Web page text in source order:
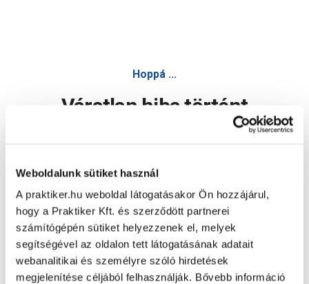
Weboldalunk sütiket használ
A praktiker.hu weboldal látogatásakor Ön hozzájárul,
hogy a Praktiker Kft. és szerződött partnerei
számítógépén sütiket helyezzenek el, melyek
segítségével az oldalon tett látogatásának adatait
webanalitikai és személyre szóló hirdetések
megjelenítése céljából felhasználják. Bővebb információ
Hoppá ...
Váratlan hiba történt
Oldal újratöltése